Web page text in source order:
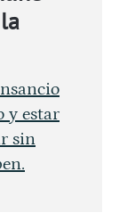
y estar
sin